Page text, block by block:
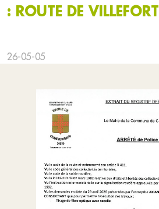
: ROUTE DE VILLEFORT
26-05-05